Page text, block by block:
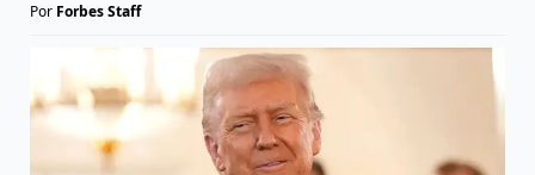
Por Forbes Staff